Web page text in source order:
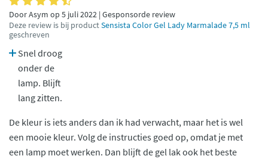
Door Asym op 5 juli 2022 | Gesponsorde review
Deze review is bij productSensista Color Gel Lady Marmalade 7,5 ml
geschreven
Snel droog
onder de
lamp. Blijft
lang zitten.
De kleur is iets anders dan ik had verwacht, maar het is wel
een mooie kleur. Volg de instructies goed op, omdat je met
een lamp moet werken. Dan blijft de gel lak ook het beste